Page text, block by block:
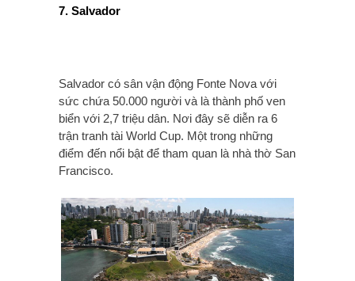
7. Salvador
Salvador có sân vận động Fonte Nova với
sức chứa 50.000 người và là thành phố ven
biển với 2,7 triệu dân. Nơi đây sẽ diễn ra 6
trận tranh tài World Cup. Một trong những
điểm đến nổi bật để tham quan là nhà thờ San
Francisco.